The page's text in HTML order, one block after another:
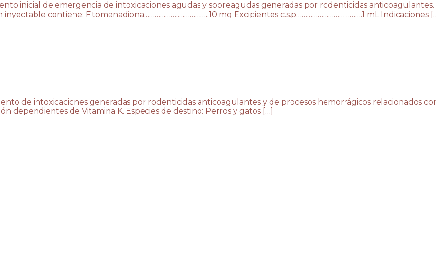
inicial de emergencia de intoxicaciones agudas y sobreagudas generadas por rodenticidas anticoagulantes.
inyectable contiene: Fitomenadiona………………..……………..10 mg Excipientes c.s.p……………………………….1 mL Indicaciones
de intoxicaciones generadas por rodenticidas anticoagulantes y de procesos hemorrágicos relacionados
dependientes de Vitamina K. Especies de destino: Perros y gatos […]